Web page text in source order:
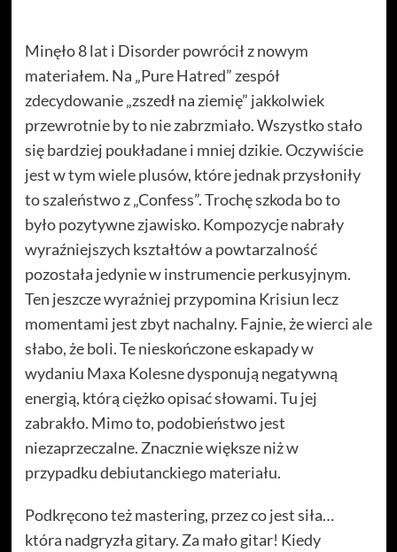
Minęło 8 lat i Disorder powrócił z nowym
materiałem. Na „Pure Hatred” zespół
zdecydowanie „zszedł na ziemię” jakkolwiek
przewrotnie by to nie zabrzmiało. Wszystko stało
się bardziej poukładane i mniej dzikie. Oczywiście
jest w tym wiele plusów, które jednak przysłoniły
to szaleństwo z „Confess”. Trochę szkoda bo to
było pozytywne zjawisko. Kompozycje nabrały
wyraźniejszych kształtów a powtarzalność
pozostała jedynie w instrumencie perkusyjnym.
Ten jeszcze wyraźniej przypomina Krisiun lecz
momentami jest zbyt nachalny. Fajnie, że wierci ale
słabo, że boli. Te nieskończone eskapady w
wydaniu Maxa Kolesne dysponują negatywną
energią, którą ciężko opisać słowami. Tu jej
zabrakło. Mimo to, podobieństwo jest
niezaprzeczalne. Znacznie większe niż w
przypadku debiutanckiego materiału.
Podkręcono też mastering, przez co jest siła…
która nadgryzła gitary. Za mało gitar! Kiedy